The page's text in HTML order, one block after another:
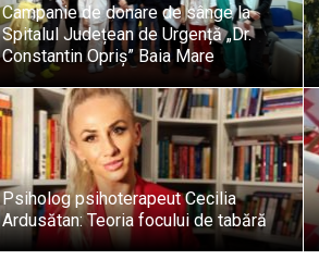
Campanie de donare de sânge la
Spitalul Județean de Urgență „Dr.
Constantin Opriș” Baia Mare
Psiholog psihoterapeut Cecilia
Ardusătan: Teoria focului de tabără